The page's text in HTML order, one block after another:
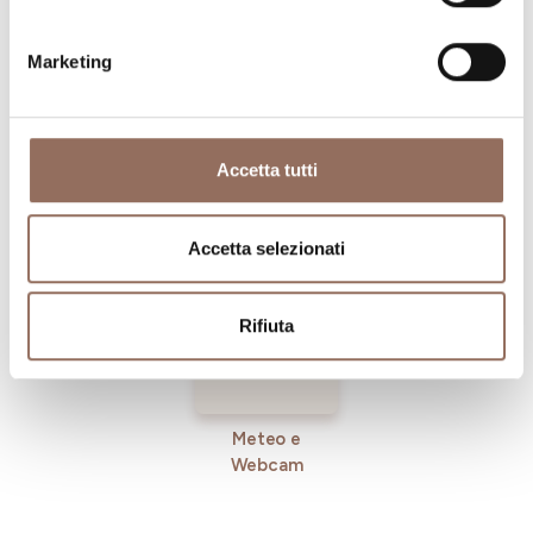
Marketing
Accetta tutti
Accetta selezionati
Rifiuta
Operatori
Meteo e
Webcam